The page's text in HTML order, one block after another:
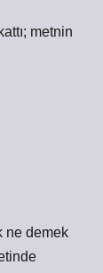
kattı; metnin
ne demek